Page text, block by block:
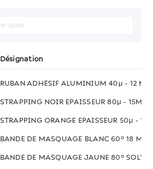
Désignation
RUBAN ADHÉSIF ALUMINIUM 40µ - 12
STRAPPING NOIR EPAISSEUR 80µ - 15MM
STRAPPING ORANGE EPAISSEUR 50µ -
BANDE DE MASQUAGE BLANC 60° 18 MM
BANDE DE MASQUAGE JAUNE 80°